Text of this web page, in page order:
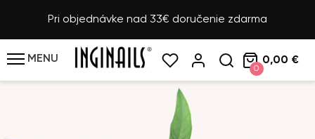
Pri objednávke nad 33€ doručenie zdarma
MENU
0
0,00 €